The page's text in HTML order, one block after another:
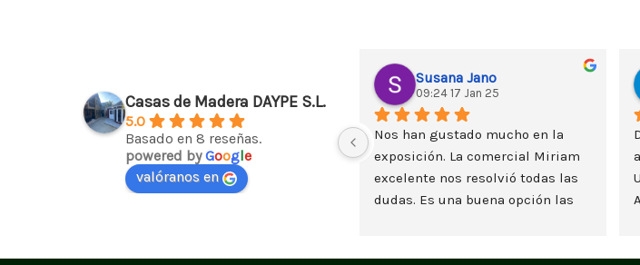
Casas de Madera DAYPE S.L.
5.0
Basado en 8 reseñas.
powered byGoogle
valóranos en
Susana Jano
09:24 17 Jan 25
Nos han gustado mucho en la
exposición. La comercial Miriam
excelente nos resolvió todas las
dudas. Es una buena opción las